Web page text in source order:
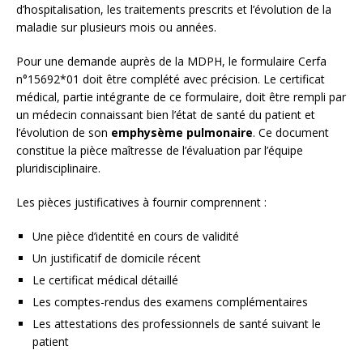
d’hospitalisation, les traitements prescrits et l’évolution de la
maladie sur plusieurs mois ou années.
Pour une demande auprès de la MDPH, le formulaire Cerfa
n°15692*01 doit être complété avec précision. Le certificat
médical, partie intégrante de ce formulaire, doit être rempli par
un médecin connaissant bien l’état de santé du patient et
l’évolution de son emphysème pulmonaire. Ce document
constitue la pièce maîtresse de l’évaluation par l’équipe
pluridisciplinaire.
Les pièces justificatives à fournir comprennent :
Une pièce d’identité en cours de validité
Un justificatif de domicile récent
Le certificat médical détaillé
Les comptes-rendus des examens complémentaires
Les attestations des professionnels de santé suivant le
patient